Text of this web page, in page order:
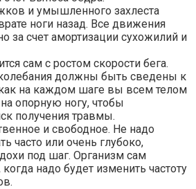
и умышленного захлеста
ноги назад. Все движения
за счет амортизации сухожилий и
сам с ростом скорости бега.
должны быть сведены к
на каждом шаге вы всем телом
опорную ногу, чтобы
получения травмы.
и свободное. Не надо
часто или очень глубоко,
под шаг. Организм сам
надо будет изменить частоту